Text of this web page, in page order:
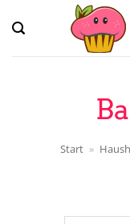
Inhalt
springen
Start »